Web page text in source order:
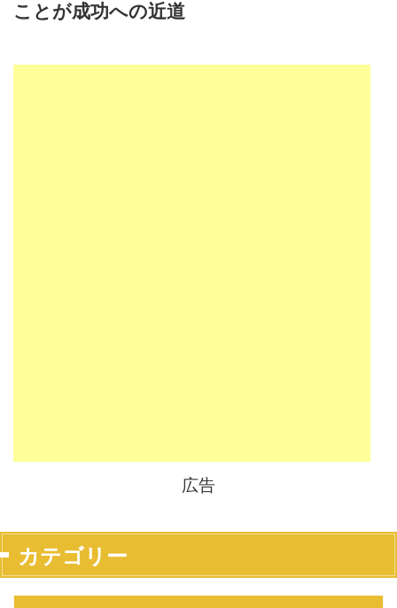
ことが成功への近道
広告
カテゴリー